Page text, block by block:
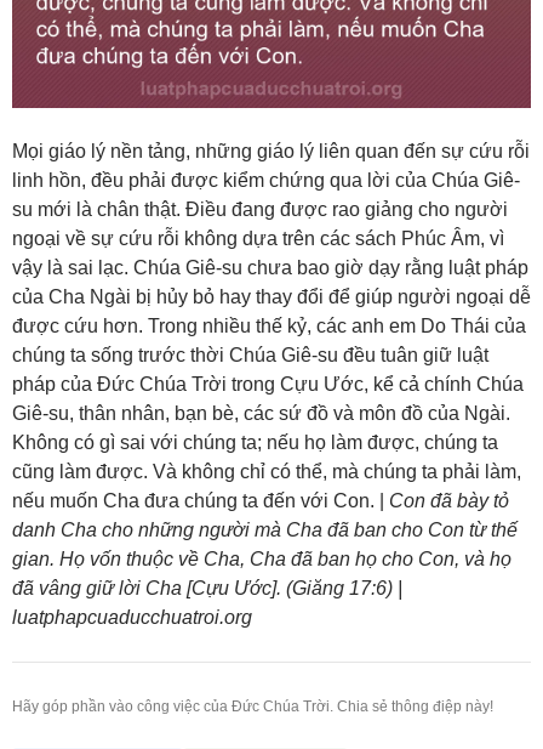
Mọi giáo lý nền tảng, những giáo lý liên quan đến sự cứu rỗi
linh hồn, đều phải được kiểm chứng qua lời của Chúa Giê-
su mới là chân thật. Điều đang được rao giảng cho người
ngoại về sự cứu rỗi không dựa trên các sách Phúc Âm, vì
vậy là sai lạc. Chúa Giê-su chưa bao giờ dạy rằng luật pháp
của Cha Ngài bị hủy bỏ hay thay đổi để giúp người ngoại dễ
được cứu hơn. Trong nhiều thế kỷ, các anh em Do Thái của
chúng ta sống trước thời Chúa Giê-su đều tuân giữ luật
pháp của Đức Chúa Trời trong Cựu Ước, kể cả chính Chúa
Giê-su, thân nhân, bạn bè, các sứ đồ và môn đồ của Ngài.
Không có gì sai với chúng ta; nếu họ làm được, chúng ta
cũng làm được. Và không chỉ có thể, mà chúng ta phải làm,
nếu muốn Cha đưa chúng ta đến với Con. | Con đã bày tỏ
danh Cha cho những người mà Cha đã ban cho Con từ thế
gian. Họ vốn thuộc về Cha, Cha đã ban họ cho Con, và họ
đã vâng giữ lời Cha [Cựu Ước]. (Giăng 17:6) |
luatphapcuaducchuatroi.org
Hãy góp phần vào công việc của Đức Chúa Trời. Chia sẻ thông điệp này!